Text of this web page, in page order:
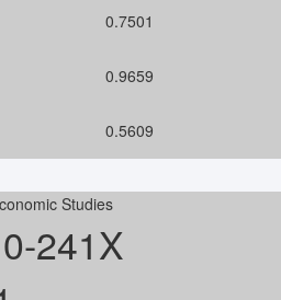
0.7501
0.9659
0.5609
Studies
241X